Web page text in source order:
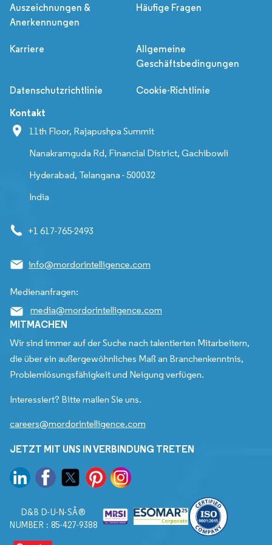
Auszeichnungen &
Anerkennungen
Häufige Fragen
Karriere
Allgemeine
Geschäftsbedingungen
Datenschutzrichtlinie Cookie-Richtlinie
Kontakt
11th Floor, Rajapushpa Summit
Nanakramguda Rd, Financial District, Gachibowli
Hyderabad, Telangana - 500032
India
+1 617-765-2493
info@mordorintelligence.com
Medienanfragen:
media@mordorintelligence.com
MITMACHEN
Wir sind immer auf der Suche nach talentierten Mitarbeitern,
die über ein außergewöhnliches Maß an Branchenkenntnis,
Problemlösungsfähigkeit und Neigung verfügen.
Interessiert? Bitte mailen Sie uns.
careers@mordorintelligence.com
JETZT MIT UNS IN VERBINDUNG TRETEN
D&B D-U-N-SÂ®
NUMBER : 85-427-9388